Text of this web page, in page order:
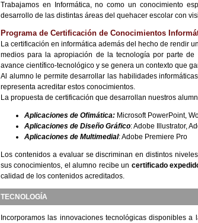
Trabajamos en Informática, no como un conocimiento
desarrollo de las distintas áreas del quehacer escolar con
Programa de Certificación de Conocimientos
La certificación en informática además del hecho de rendir
medios para la apropiación de la tecnología por parte de
avance científico-tecnológico y se genera un contexto que
Al alumno le permite desarrollar las habilidades
representa acreditar estos conocimientos.
La propuesta de certificación que desarrollan nuestros
Aplicaciones de Ofimática: Microsoft PowerPoint,
Aplicaciones de Diseño Gráfico: Adobe Illustrator,
Aplicaciones de Multimedial: Adobe Premiere Pro
Los contenidos a evaluar se discriminan en distintos
sus conocimientos, el alumno recibe un certificado
calidad de los contenidos acreditados.
TECNOLOGÍA
Incorporamos las innovaciones tecnológicas disponibles